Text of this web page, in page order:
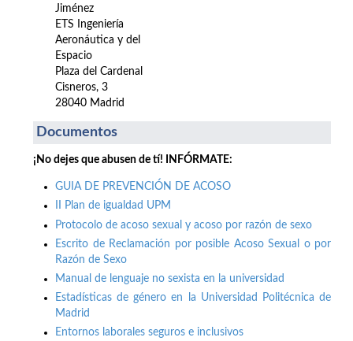
Jiménez
ETS Ingeniería
Aeronáutica y del
Espacio
Plaza del Cardenal
Cisneros, 3
28040 Madrid
Documentos
¡No dejes que abusen de tí! INFÓRMATE:
GUIA DE PREVENCIÓN DE ACOSO
II Plan de igualdad UPM
Protocolo de acoso sexual y acoso por razón de sexo
Escrito de Reclamación por posible Acoso Sexual o por
Razón de Sexo
Manual de lenguaje no sexista en la universidad
Estadísticas de género en la Universidad Politécnica de
Madrid
Entornos laborales seguros e inclusivos